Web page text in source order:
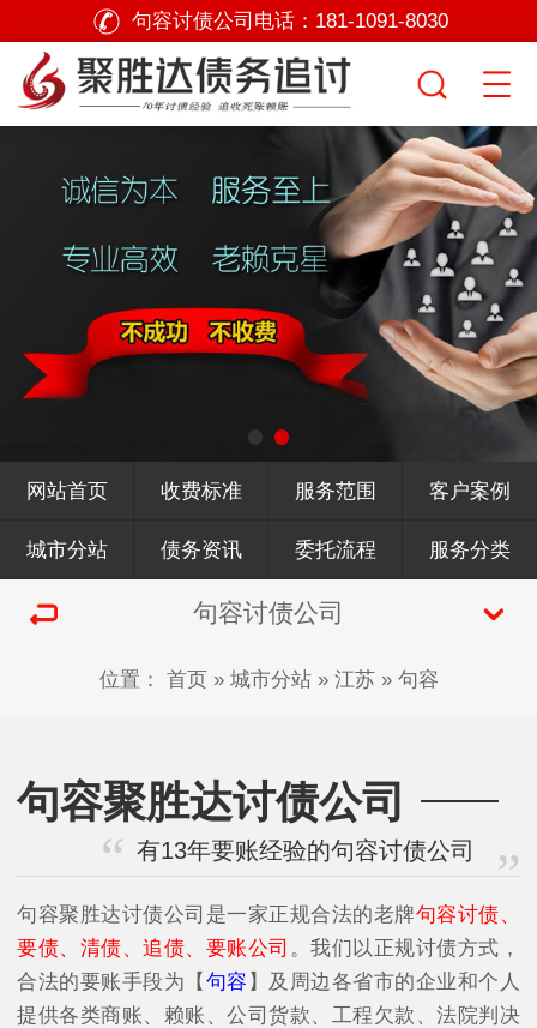
句容讨债公司电话： 181-1091-8030
网站首页 收费标准 服务范围 客户案例
城市分站 债务资讯 委托流程 服务分类
句容讨债公司
位置： 首页» 城市分站» 江苏» 句容
句容聚胜达讨债公司
有13年要账经验的句容讨债公司
句容聚胜达讨债公司是一家正规合法的老牌句容讨债、
要债、清债、追债、要账公司 。我们以正规讨债方式，
合法的要账手段为【 句容 】及周边各省市的企业和个人
提供各类商账、赖账、公司货款、工程欠款、法院判决